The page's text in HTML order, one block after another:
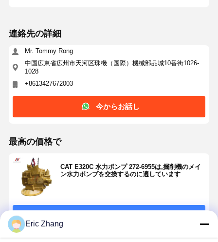
連絡先の詳細
Mr. Tommy Rong
中国広東省広州市天河区珠機（国際）機械部品城10番街1026-
1028
+8613427672003
今からお話し
最高の価格で
CAT E320C 水力ポンプ 272-6955は,掘削機のメイ
ン水力ポンプを交換するのに適しています
Eric Zhang